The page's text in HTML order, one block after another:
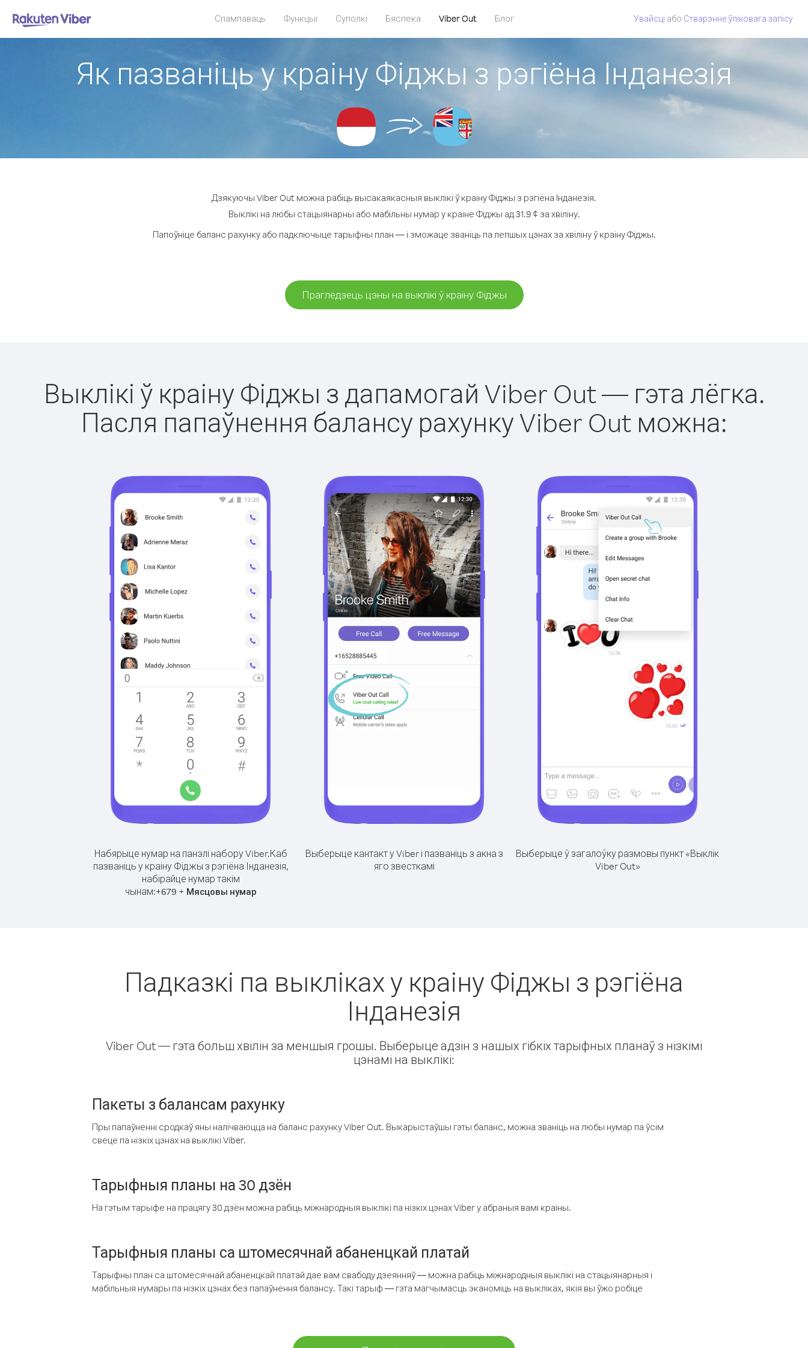
Спампаваць Функцыі Суполкі Бяспека Viber Out Блог Увайсці або Стварэнне ўліковага запісу
Як пазваніць у краіну Фіджы з рэгіёна Інданезія
Дзякуючы Viber Out можна рабіць высакаякасныя выклікі ў краіну Фіджы з рэгіёна Інданезія.
Выклікі на любы стацыянарны або мабільны нумар у краіне Фіджы ад 31.9 ¢ за хвіліну.
Папоўніце баланс рахунку або падключыце тарыфны план — і зможаце званіць па лепшых цэнах за хвіліну ў краіну Фіджы.
Прагледзець цэны на выклікі ў краіну Фіджы
Выклікі ў краіну Фіджы з дапамогай Viber Out — гэта лёгка.
Пасля папаўнення балансу рахунку Viber Out можна:
Набярыце нумар на панэлі набору Viber.Каб
пазваніць у краіну Фіджы з рэгіёна Інданезія,
набірайце нумар такім
чынам:+679 + Мясцовы нумар
Выберыце кантакт у Viber і пазваніць з акна з
яго звесткамі
Выберыце ў загалоўку размовы пункт «Выклік
Viber Out»
Падказкі па выкліках у краіну Фіджы з рэгіёна
Інданезія
Viber Out — гэта больш хвілін за меншыя грошы. Выберыце адзін з нашых гібкіх тарыфных планаў з нізкімі
цэнамі на выклікі:
Пакеты з балансам рахунку
Пры папаўненні сродкаў яны налічваюцца на баланс рахунку Viber Out. Выкарыстаўшы гэты баланс, можна званіць на любы нумар па ўсім
свеце па нізкіх цэнах на выклікі Viber.
Тарыфныя планы на 30 дзён
На гэтым тарыфе на працягу 30 дзён можна рабіць міжнародныя выклікі па нізкіх цэнах Viber у абраныя вамі краіны.
Тарыфныя планы са штомесячнай абаненцкай платай
Тарыфны план са штомесячнай абаненцкай платай дае вам свабоду дзеянняў — можна рабіць міжнародныя выклікі на стацыянарныя і
мабільныя нумары па нізкіх цэнах без папаўнення балансу. Такі тарыф — гэта магчымасць эканоміць на выкліках, якія вы ўжо робіце